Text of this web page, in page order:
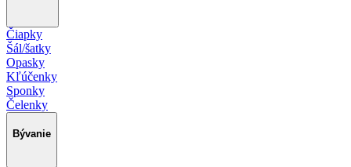
Čiapky
Šál/šatky
Opasky
Kľúčenky
Sponky
Čelenky
Bývanie